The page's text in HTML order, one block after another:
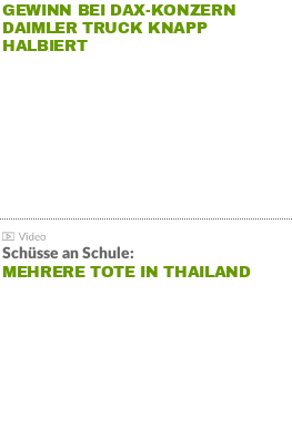
GEWINN BEI DAX-KONZERN
DAIMLER TRUCK KNAPP
HALBIERT
Schüsse an Schule:
MEHRERE TOTE IN THAILAND